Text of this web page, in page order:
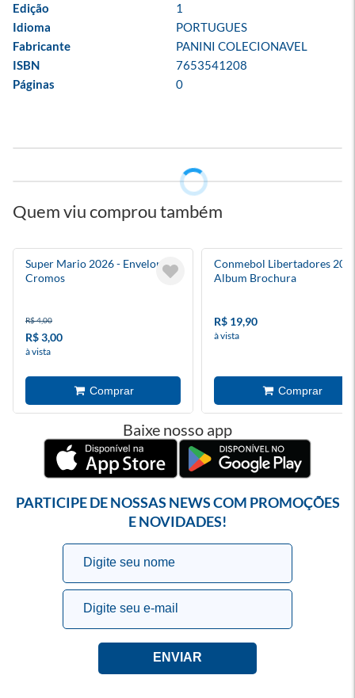
Edição
1
Idioma
PORTUGUES
Fabricante
PANINI COLECIONAVEL
ISBN
7653541208
Páginas
0
Quem viu comprou também
Super Mario 2026 - Envelope 5
Cromos
R$ 4,00
R$ 3,00
à vista
Conmebol Libertadores
Album Brochura
R$ 19,90
à vista
Baixe nosso app
PARTICIPE DE NOSSAS NEWS COM PROMOÇÕES
E NOVIDADES!